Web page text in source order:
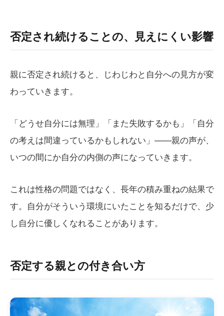
否定され続けることの、見えにくい影響
親に否定され続けると、じわじわと自分への見方が変
わっていきます。
「どうせ自分には無理」「また失敗するかも」「自分
の考えは間違っているかもしれない」——親の声が、
いつの間にか自分の内側の声になっていきます。
これは性格の問題ではなく、長年の積み重ねの結果で
す。自分がそういう環境にいたことを知るだけで、少
し自分に優しくなれることがあります。
否定する親との付き合い方